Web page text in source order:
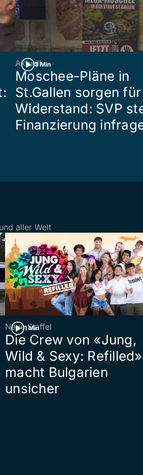
3 Min
Aktuell
Moschee-Pläne in
St.Gallen sorgen für
Widerstand: SVP
Finanzierung
aller Welt
1 Min
Neue Staffel
Die Crew von «Jung,
Wild & Sexy: Refilled»
macht Bulgarien
unsicher